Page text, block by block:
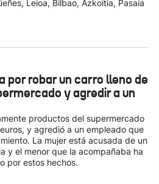
Leioa, Bilbao, Azkoitia, Pasaia
por robar un carro lleno de
y agredir a un
productos del supermercado
y agredió a un empleado que
La mujer está acusada de un
y el menor que la acompañaba ha
por estos hechos.